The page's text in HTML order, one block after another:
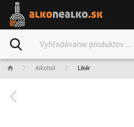
Alkohol Likér